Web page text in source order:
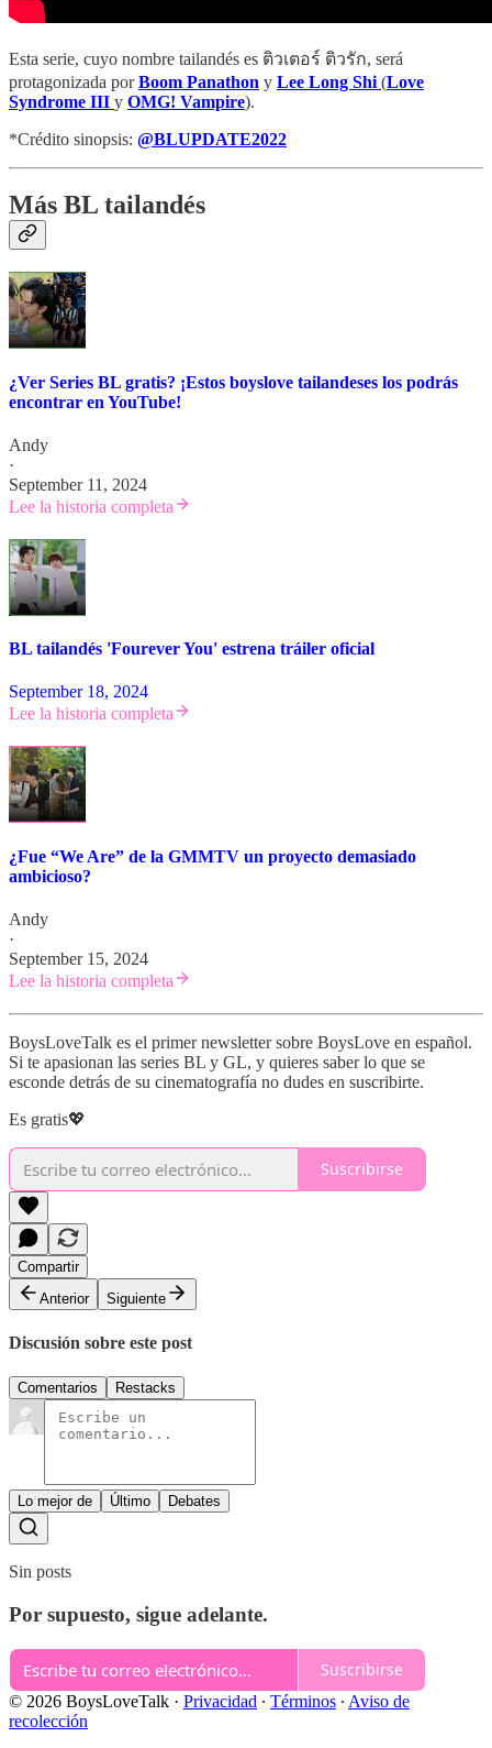
Esta serie, cuyo nombre tailandés es ติวเตอร์ ติวรัก, será
protagonizada porBoom Panathon y Lee Long Shi (Love
Syndrome III y OMG! Vampire).
*Crédito sinopsis: @BLUPDATE2022
Más BL tailandés
¿Ver Series BL gratis? ¡Estos boyslove tailandeses los podrás
encontrar en YouTube!
Andy
·
September 11, 2024
Lee la historia completa
BL tailandés 'Fourever You' estrena tráiler oficial
September 18, 2024
Lee la historia completa
¿Fue “We Are” de la GMMTV un proyecto demasiado
ambicioso?
Andy
·
September 15, 2024
Lee la historia completa
BoysLoveTalk es el primer newsletter sobre BoysLove en español.
Si te apasionan las series BL y GL, y quieres saber lo que se
esconde detrás de su cinematografía no dudes en suscribirte.
Es gratis💖
Suscribirse
Compartir
Anterior
Siguiente
Discusión sobre este post
Comentarios Restacks
Lo mejor de Último Debates
Sin posts
Por supuesto, sigue adelante.
Suscribirse
© 2026 BoysLoveTalk · Privacidad ∙ Términos ∙ Aviso de
recolección